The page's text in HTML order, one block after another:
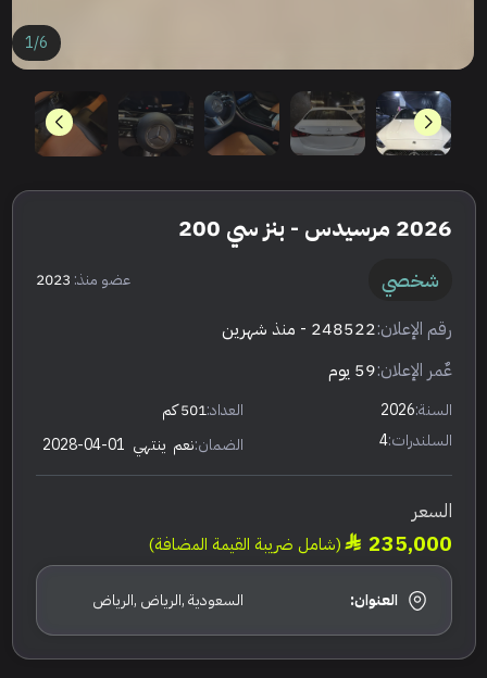
1/6
2026 مرسيدس - بنز سي 200
شخصي عضو منذ: 2023
رقم الإعلان:248522 - منذ شهرين
عٌمر الإعلان:59 يوم
السنة:2026 العداد:501 كم
السلندرات:4 الضمان:نعم ينتهي 2028-04-01
السعر
235,000 (شامل ضريبة القيمة المضافة)
العنوان: السعودية ,الرياض ,الرياض